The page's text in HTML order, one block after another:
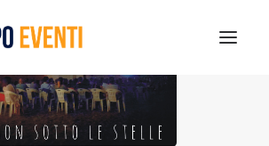
2026